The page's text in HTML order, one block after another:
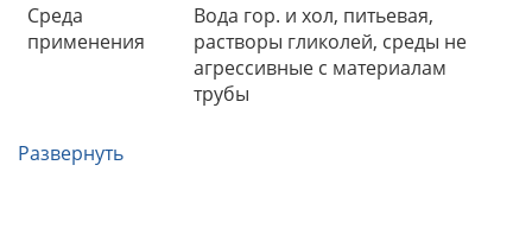
Среда
применения
Вода гор. и хол, питьевая,
растворы гликолей, среды не
агрессивные с материалам
трубы
Развернуть